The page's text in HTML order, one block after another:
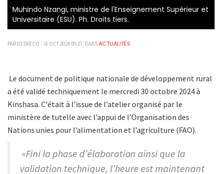
Muhindo Nzangi, ministre de l'Enseignement Supérieur et
Universitaire (ESU). Ph. Droits tiers.
PAR DESKECO - 31 OCT 2024 09:27, DANSACTUALITÉS
Le document de politique nationale de développement rural
a été validé techniquement le mercredi 30 octobre 2024 à
Kinshasa. C'était à l’issue de l’atelier organisé par le
ministère de tutelle avec l’appui de l’Organisation des
Nations unies pour l’alimentation et l’agriculture (FAO).
«Fini la phase d’élaboration ainsi que la
validation technique, l’heure est maintenant